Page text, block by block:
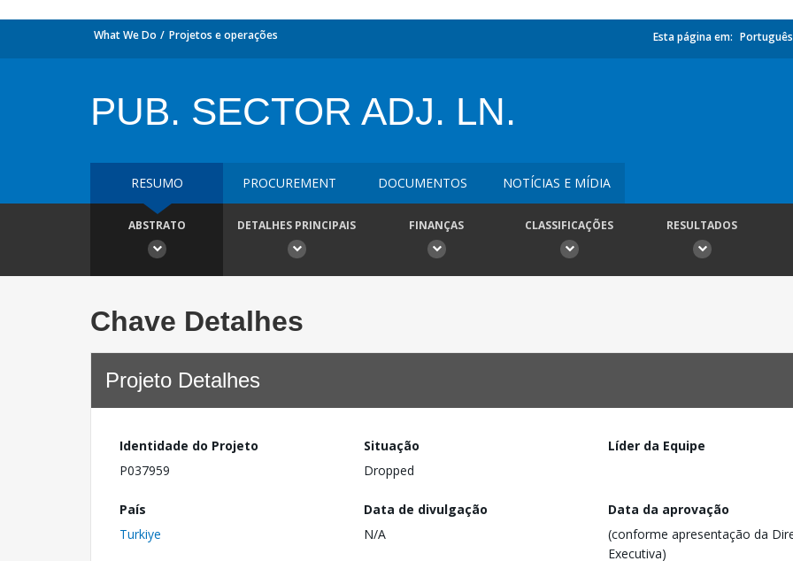
What We Do Projetos e operações Esta página em: Português
PUB. SECTOR ADJ. LN.
RESUMO PROCUREMENT DOCUMENTOS NOTÍCIAS E MÍDIA
ABSTRATO DETALHES PRINCIPAIS FINANÇAS CLASSIFICAÇÕES RESULTADOS
Chave Detalhes
Projeto Detalhes
Identidade do Projeto
P037959
Situação
Dropped
Líder da Equipe
País
Turkiye
Data de divulgação
N/A
Data da aprovação
(conforme apresentação da
Executiva)